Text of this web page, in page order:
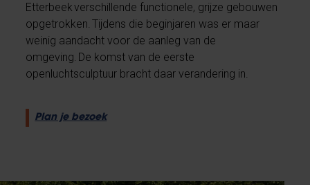
Etterbeek verschillende functionele, grijze gebouwen
opgetrokken. Tijdens die beginjaren was er maar
weinig aandacht voor de aanleg van de
omgeving. De komst van de eerste
openluchtsculptuur bracht daar verandering in.
Plan je bezoek